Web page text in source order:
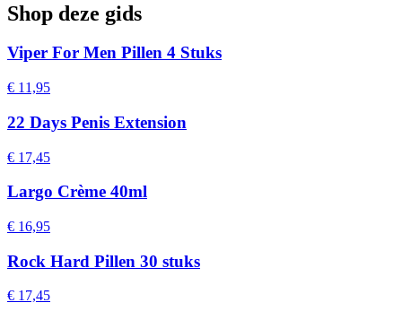
Shop deze gids
Viper For Men Pillen 4 Stuks
€ 11,95
22 Days Penis Extension
€ 17,45
Largo Crème 40ml
€ 16,95
Rock Hard Pillen 30 stuks
€ 17,45